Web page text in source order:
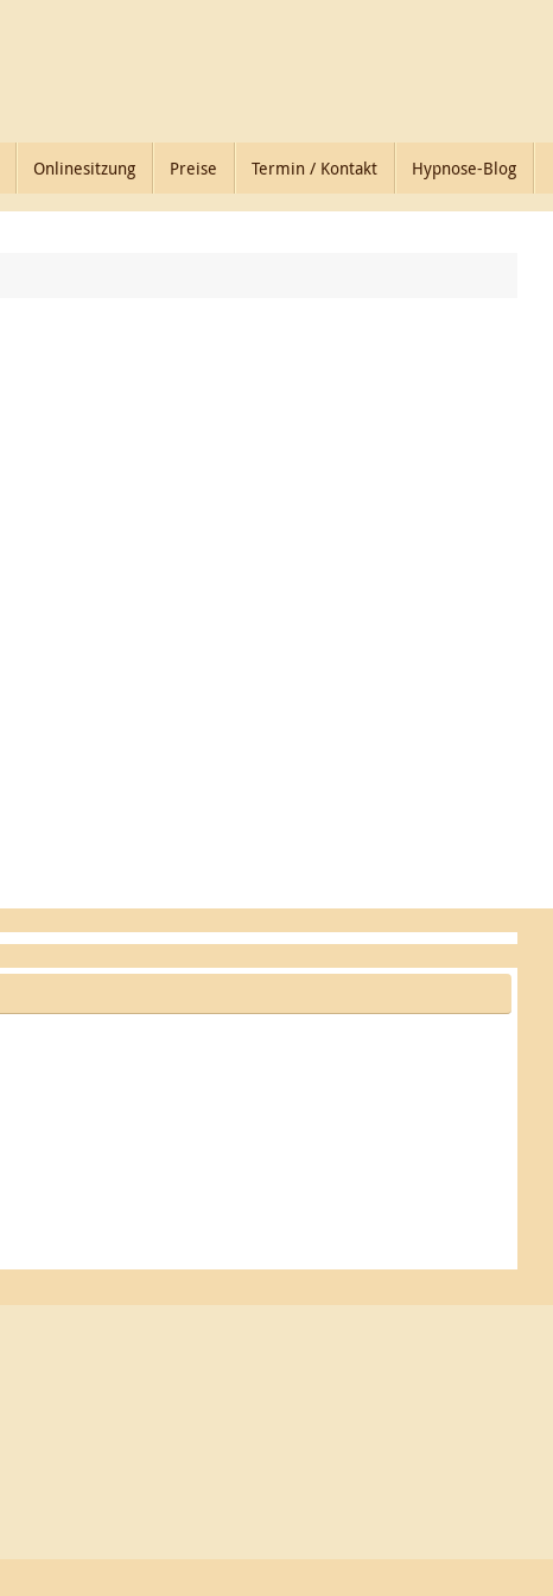
Onlinesitzung Preise Termin / Kontakt Hypnose-Blog